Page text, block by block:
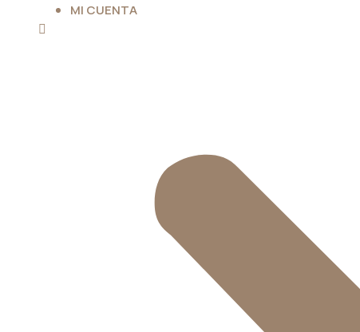
MI CUENTA